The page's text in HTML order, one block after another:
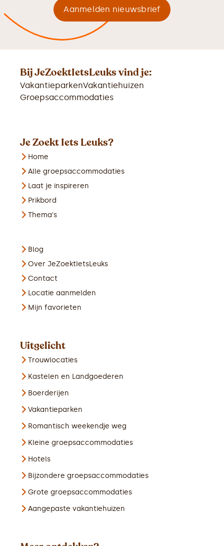
Bij JeZoektIetsLeuks vind je:
VakantieparkenVakantiehuizen
Groepsaccommodaties
Je Zoekt Iets Leuks?
Home
Alle groepsaccommodaties
Laat je inspireren
Prikbord
Thema's
Blog
Over JeZoektIetsLeuks
Contact
Locatie aanmelden
Mijn favorieten
Uitgelicht
Trouwlocaties
Kastelen en Landgoederen
Boerderijen
Vakantieparken
Romantisch weekendje weg
Kleine groepsaccommodaties
Hotels
Bijzondere groepsaccommodaties
Grote groepsaccommodaties
Aangepaste vakantiehuizen